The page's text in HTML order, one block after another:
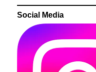
Social Media